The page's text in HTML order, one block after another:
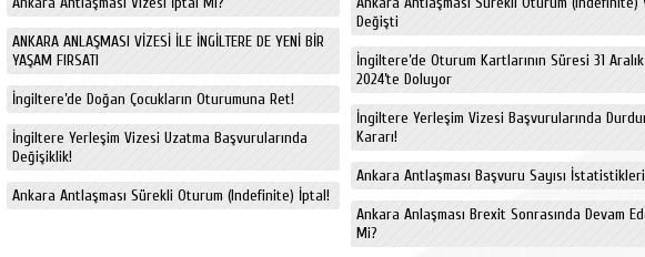
ANKARA ANLAŞMASI VİZESİ İLE İNGİLTERE DE YENİ BİR
YAŞAM FIRSATI
İngiltere’de Doğan Çocukların Oturumuna Ret!
İngiltere Yerleşim Vizesi Uzatma Başvurularında
Değişiklik!
Ankara Antlaşması Sürekli Oturum (Indefinite) İptal!
Değişti
İngiltere’de Oturum Kartlarının Süresi 31 Aralık
2024’te Doluyor
İngiltere Yerleşim Vizesi Başvurularında
Kararı!
Ankara Antlaşması Başvuru Sayısı İstatistikleri
Ankara Anlaşması Brexit Sonrasında Devam
Mi?